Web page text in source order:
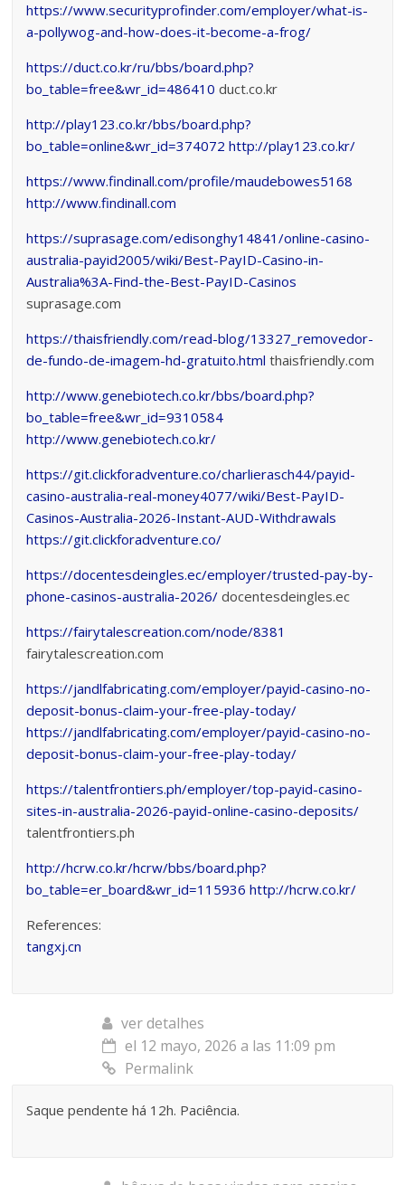
https://www.securityprofinder.com/employer/what-is-
a-pollywog-and-how-does-it-become-a-frog/
https://duct.co.kr/ru/bbs/board.php?
bo_table=free&wr_id=486410 duct.co.kr
http://play123.co.kr/bbs/board.php?
bo_table=online&wr_id=374072 http://play123.co.kr/
https://www.findinall.com/profile/maudebowes5168
http://www.findinall.com
https://suprasage.com/edisonghy14841/online-casino-
australia-payid2005/wiki/Best-PayID-Casino-in-
Australia%3A-Find-the-Best-PayID-Casinos
suprasage.com
https://thaisfriendly.com/read-blog/13327_removedor-
de-fundo-de-imagem-hd-gratuito.html thaisfriendly.com
http://www.genebiotech.co.kr/bbs/board.php?
bo_table=free&wr_id=9310584
http://www.genebiotech.co.kr/
https://git.clickforadventure.co/charlierasch44/payid-
casino-australia-real-money4077/wiki/Best-PayID-
Casinos-Australia-2026-Instant-AUD-Withdrawals
https://git.clickforadventure.co/
https://docentesdeingles.ec/employer/trusted-pay-by-
phone-casinos-australia-2026/ docentesdeingles.ec
https://fairytalescreation.com/node/8381
fairytalescreation.com
https://jandlfabricating.com/employer/payid-casino-no-
deposit-bonus-claim-your-free-play-today/
https://jandlfabricating.com/employer/payid-casino-no-
deposit-bonus-claim-your-free-play-today/
https://talentfrontiers.ph/employer/top-payid-casino-
sites-in-australia-2026-payid-online-casino-deposits/
talentfrontiers.ph
http://hcrw.co.kr/hcrw/bbs/board.php?
bo_table=er_board&wr_id=115936 http://hcrw.co.kr/
References:
tangxj.cn
ver detalhes
el 12 mayo, 2026 a las 11:09 pm
Permalink
Saque pendente há 12h. Paciência.